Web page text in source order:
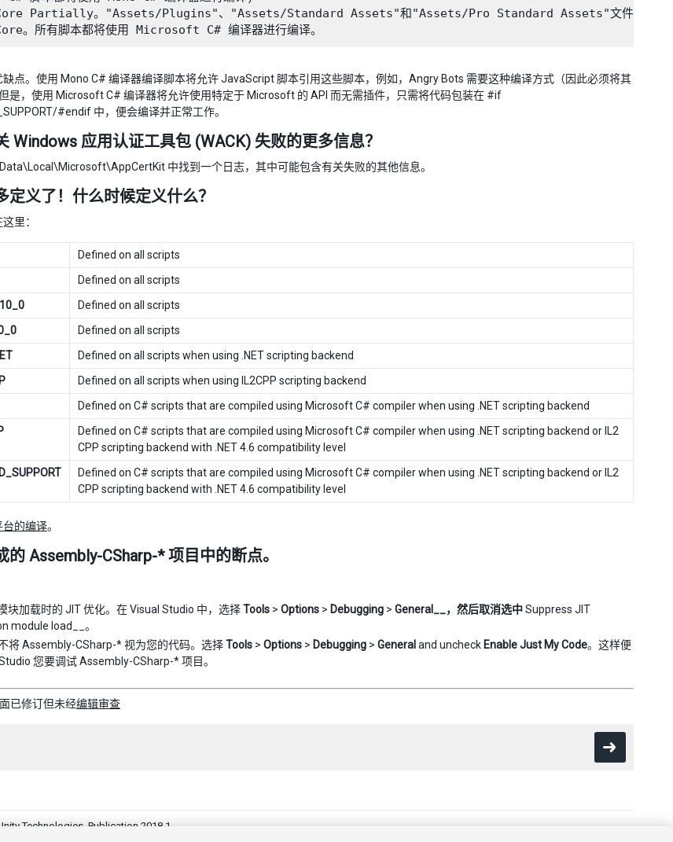
Partially。"Assets/Plugins"、"Assets/Standard Assets"和"Assets/Pro Standard Assets"文件夹中的脚本
点。使用 Mono C# 编译器编译脚本将允许 JavaScript 脚本引用这些脚本，例如，Angry Bots 需要这种编译方式（因此必须将其
是，使用 Microsoft C# 编译器将允许使用特定于 Microsoft 的 API 而无需插件，只需将代码包装在 #if
#endif 中，便会编译并正常工作。
Windows 应用认证工具包 (WACK) 失败的更多信息？
中找到一个日志，其中可能包含有关失败的其他信息。
定义了！什么时候定义什么？
里：
Defined on all scripts
Defined on all scripts
Defined on all scripts
Defined on all scripts
Defined on all scripts when using .NET scripting backend
Defined on all scripts when using IL2CPP scripting backend
Defined on C# scripts that are compiled using Microsoft C# compiler when using .NET scripting backend
Defined on C# scripts that are compiled using Microsoft C# compiler when using .NET scripting backend or IL2
CPP scripting backend with .NET 4.6 compatibility level
Defined on C# scripts that are compiled using Microsoft C# compiler when using .NET scripting backend or IL2
CPP scripting backend with .NET 4.6 compatibility level
台的编译。
的 Assembly-CSharp-* 项目中的断点。
块加载时的 JIT 优化。在 Visual Studio 中，选择Tools > Options > Debugging > General__，然后取消选中Suppress JIT
module load__。
将 Assembly-CSharp-* 视为您的代码。选择Tools > Options > Debugging > General and uncheck Enable Just My Code。这样便
您要调试 Assembly-CSharp-* 项目。
已修订但未经编辑审查
Technologies. Publication 2018.1